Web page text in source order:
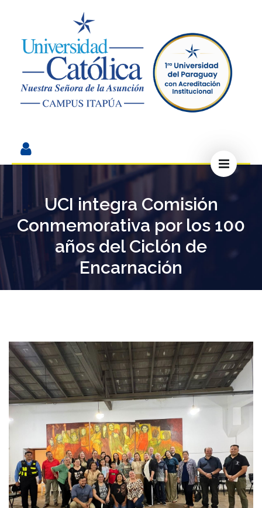
UCI integra Comisión
Conmemorativa por los 100
años del Ciclón de
Encarnación